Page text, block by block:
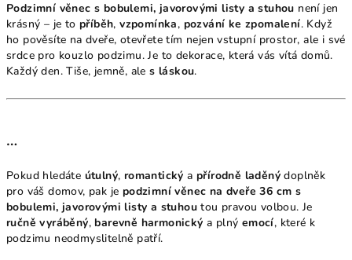
Podzimní věnec s bobulemi, javorovými listy a stuhou není jen
krásný – je to příběh,vzpomínka, pozvání ke zpomalení. Když
ho pověsíte na dveře, otevřete tím nejen vstupní prostor, ale i své
srdce pro kouzlo podzimu. Je to dekorace, která vás vítá domů.
Každý den. Tiše, jemně, ales láskou.
…
Pokud hledáte útulný, romantický a přírodně laděný doplněk
pro váš domov, pak je podzimní věnec na dveře 36 cm s
bobulemi, javorovými listy a stuhou tou pravou volbou. Je
ručně vyráběný, barevně harmonický a plný emocí, které k
podzimu neodmyslitelně patří.